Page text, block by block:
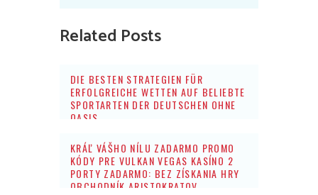
Related Posts
DIE BESTEN STRATEGIEN FÜR
ERFOLGREICHE WETTEN AUF BELIEBTE
SPORTARTEN DER DEUTSCHEN OHNE
OASIS
KRÁĽ VÁŠHO NÍLU ZADARMO PROMO
KÓDY PRE VULKAN VEGAS KASÍNO 2
PORTY ZADARMO: BEZ ZÍSKANIA HRY
OBCHODNÍK ARISTOKRATOV